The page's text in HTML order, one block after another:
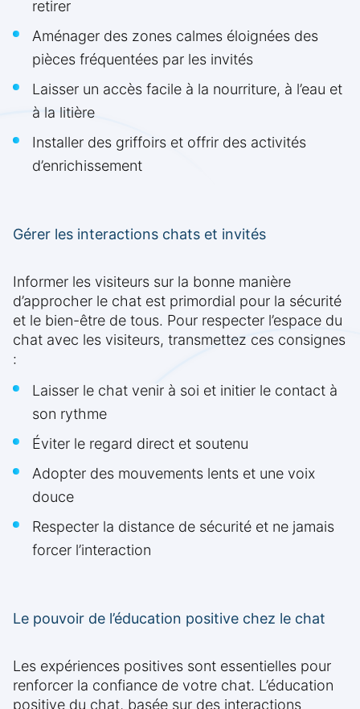
retirer
Aménager des zones calmes éloignées des
pièces fréquentées par les invités
Laisser un accès facile à la nourriture, à l’eau et
à la litière
Installer des griffoirs et offrir des activités
d’enrichissement
Gérer les interactions chats et invités
Informer les visiteurs sur la bonne manière
d’approcher le chat est primordial pour la sécurité
et le bien-être de tous. Pour respecter l’espace du
chat avec les visiteurs, transmettez ces consignes
:
Laisser le chat venir à soi et initier le contact à
son rythme
Éviter le regard direct et soutenu
Adopter des mouvements lents et une voix
douce
Respecter la distance de sécurité et ne jamais
forcer l’interaction
Le pouvoir de l’éducation positive chez le chat
Les expériences positives sont essentielles pour
renforcer la confiance de votre chat. L’éducation
positive du chat, basée sur des interactions